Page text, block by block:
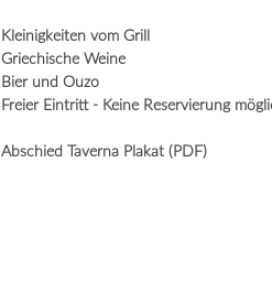
Kleinigkeiten vom Grill
Griechische Weine
Bier und Ouzo
Freier Eintritt - Keine Reservierung
Abschied Taverna Plakat (PDF)